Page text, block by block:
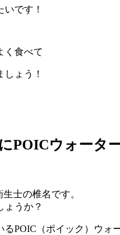
です！
く食べて
ょう！
POICウォータ
士の椎名です。
ょうか？
POIC（ポイック）ウォ